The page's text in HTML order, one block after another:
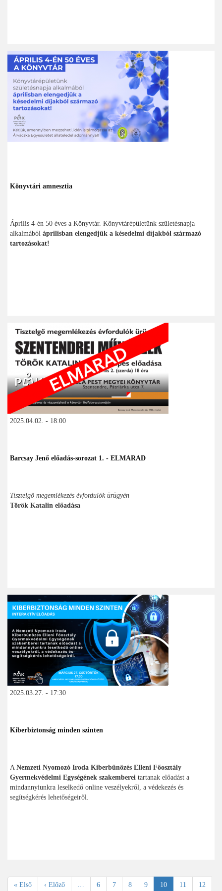
Könyvtári amnesztia
Április 4-én 50 éves a Könyvtár. Könyvtárépületünk születésnapja
alkalmából áprilisban elengedjük a késedelmi díjakból származó
tartozásokat!
2025.04.02. - 18:00
Barcsay Jenő előadás-sorozat 1. - ELMARAD
Tisztelgő megemlékezés évfordulók ürügyén
Török Katalin előadása
2025.03.27. - 17:30
Kiberbiztonság minden szinten
A Nemzeti Nyomozó Iroda Kiberbűnözés Elleni Főosztály
Gyermekvédelmi Egységének szakemberei tartanak előadást a
mindannyiunkra leselkedő online veszélyekről, a védekezés és
segítségkérés lehetőségeiről.
Oldalszámozás
Első
« Első
Előző
‹ Előző … Oldal
6 Oldal
7 Oldal
8 Oldal
9
Jelenlegi
10 Oldal
11 Oldal
12